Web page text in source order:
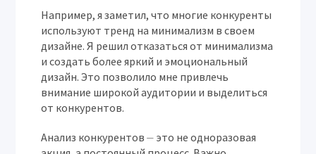
Например, я заметил, что многие конкуренты
используют тренд на минимализм в своем
дизайне. Я решил отказаться от минимализма
и создать более яркий и эмоциональный
дизайн. Это позволило мне привлечь
внимание широкой аудитории и выделиться
от конкурентов.
Анализ конкурентов ⏤ это не одноразовая